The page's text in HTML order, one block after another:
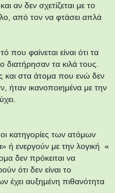
αν δεν σχετίζεται με το
από τον να φτάσει απλά
που φαίνεται είναι ότι τα
τα κιλά τους.
και στα άτομα που ενώ δεν
ήταν ικανοποιημένα με την
κατηγορίες των ατόμων
ενεργούν με την λογική «
δεν πρόκειται να
ότι δεν είναι το
έχει αυξημένη πιθανότητα